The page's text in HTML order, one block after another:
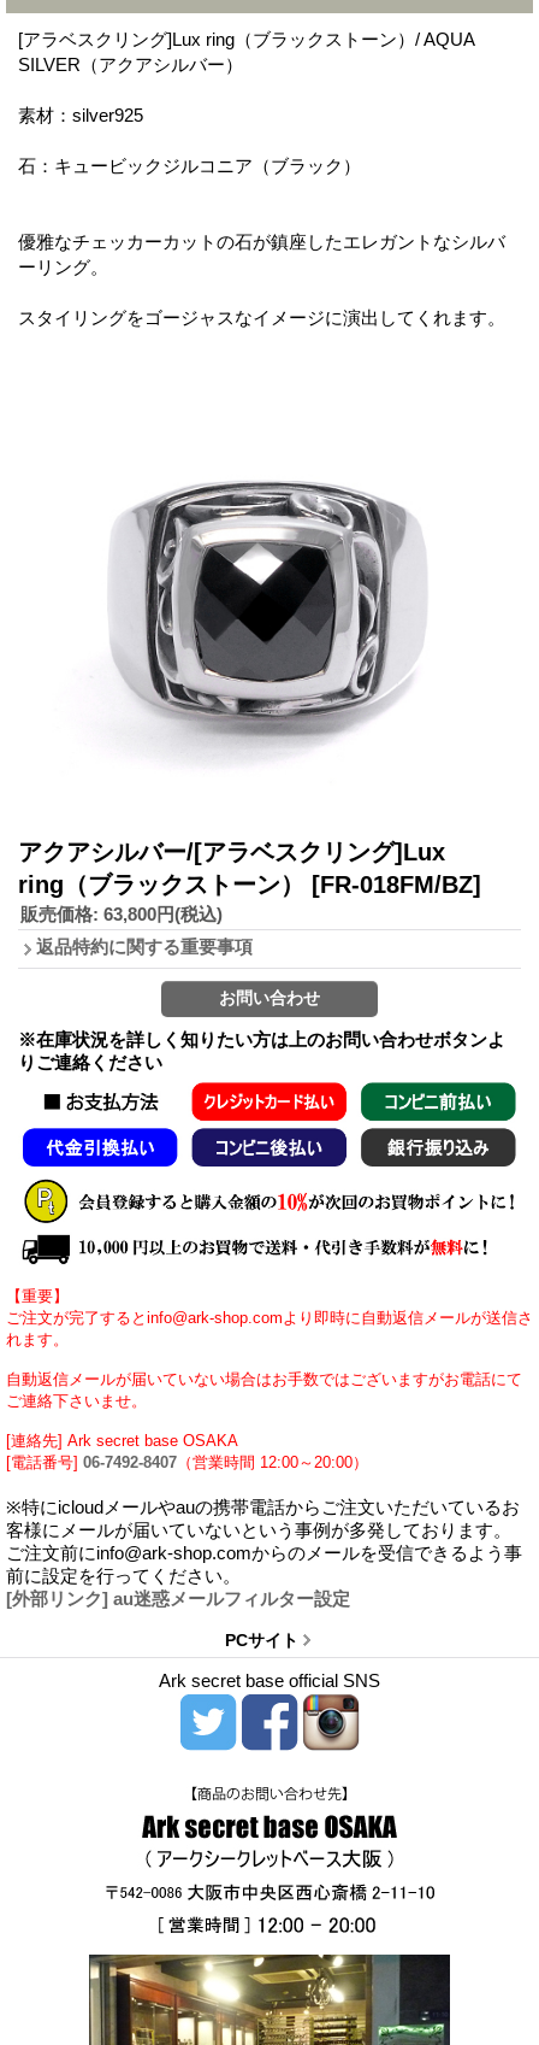
[アラベスクリング]Lux ring（ブラックストーン）/ AQUA
SILVER（アクアシルバー）
素材：silver925
石：キュービックジルコニア（ブラック）
優雅なチェッカーカットの石が鎮座したエレガントなシルバ
ーリング。
スタイリングをゴージャスなイメージに演出してくれます。
アクアシルバー/[アラベスクリング]Lux
ring（ブラックストーン） [FR-018FM/BZ]
販売価格: 63,800円(税込)
返品特約に関する重要事項
※在庫状況を詳しく知りたい方は上のお問い合わせボタンよ
りご連絡ください
【重要】
ご注文が完了するとinfo@ark-shop.comより即時に自動返信メールが送信さ
れます。
自動返信メールが届いていない場合はお手数ではございますがお電話にて
ご連絡下さいませ。
[連絡先] Ark secret base OSAKA
[電話番号] 06-7492-8407 （営業時間 12:00～20:00）
※特にicloudメールやauの携帯電話からご注文いただいているお
客様にメールが届いていないという事例が多発しております。
ご注文前にinfo@ark-shop.comからのメールを受信できるよう事
前に設定を行ってください。
[外部リンク] au迷惑メールフィルター設定
PCサイト
Ark secret base official SNS